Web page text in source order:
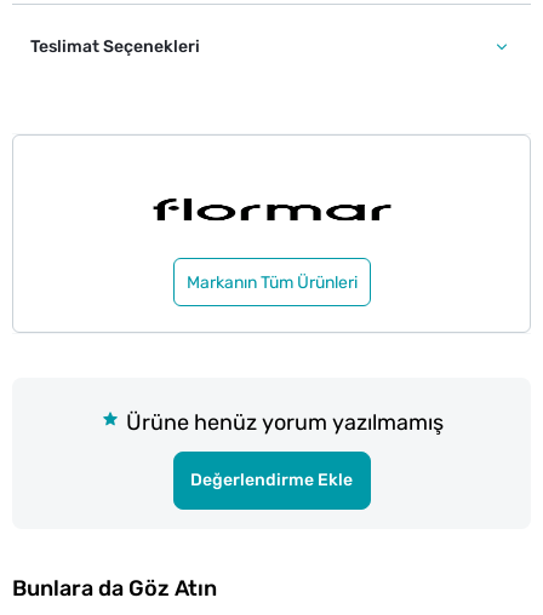
Teslimat Seçenekleri
Markanın Tüm Ürünleri
Ürüne henüz yorum yazılmamış
Değerlendirme Ekle
Bunlara da Göz Atın